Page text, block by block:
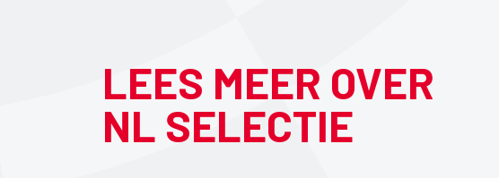
LEES MEER OVER
NL SELECTIE